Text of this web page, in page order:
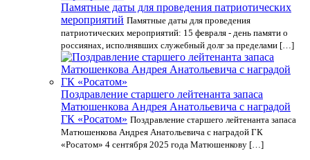
Памятные даты для проведения патриотических
мероприятий Памятные даты для проведения
патриотических мероприятий: 15 февраля - день памяти о
россиянах, исполнявших служебный долг за пределами […]
Поздравление старшего лейтенанта запаса
Матюшенкова Андрея Анатольевича с наградой
ГК «Росатом» Поздравление старшего лейтенанта запаса
Матюшенкова Андрея Анатольевича с наградой ГК
«Росатом» 4 сентября 2025 года Матюшенкову […]